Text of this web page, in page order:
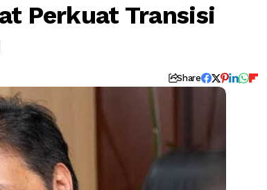
Perkuat Transisi
Share